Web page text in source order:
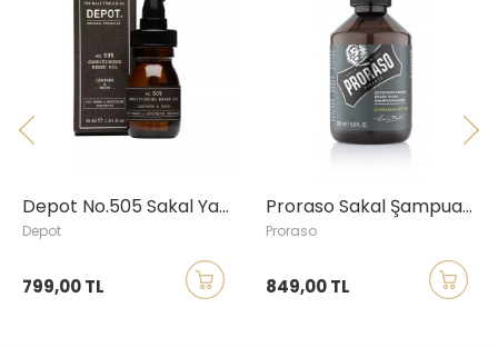
Depot No.505 Sakal Yağı, Deri - Odun, 30ml
Depot
799,00 TL
Proraso Sakal Şampuanı, Cypress & Vetyver, 200ml
Proraso
849,00 TL